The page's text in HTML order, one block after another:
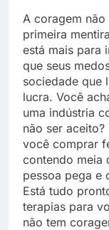
A coragem não
primeira
está mais para
que seus
sociedade que
lucra. Você
uma indústria
não ser
você comprar
contendo meia
pessoa pega e
Está tudo
terapias para
não tem